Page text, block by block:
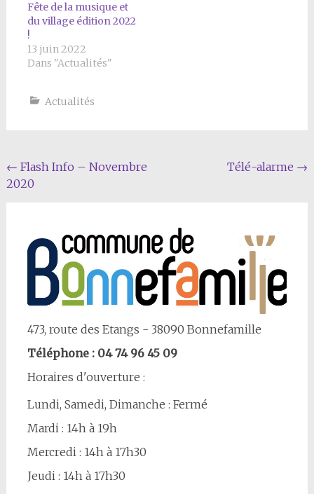
Fête de la musique et
du village édition 2022
!
13 juin 2022
Dans "Actualités"
Actualités
Navigation
Article
← Flash Info – Novembre
2020
Télé-alarme →
473, route des Etangs - 38090 Bonnefamille
Téléphone : 04 74 96 45 09
Horaires d'ouverture :
Lundi, Samedi, Dimanche : Fermé
Mardi : 14h à 19h
Mercredi : 14h à 17h30
Jeudi : 14h à 17h30